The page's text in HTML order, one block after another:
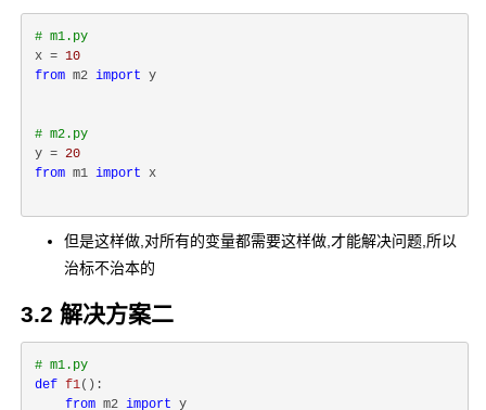
# m1.py
x = 10
from m2 import y
# m2.py
y = 20
from m1 import x
但是这样做,对所有的变量都需要这样做,才能解决问题,所以
治标不治本的
3.2 解决方案二
# m1.py
def f1():
from m2 import y